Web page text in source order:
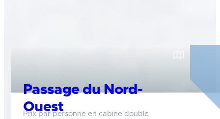
Passage du Nord-
Ouest
Prix par personne en cabine double